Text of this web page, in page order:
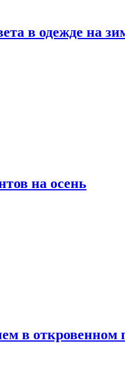
в одежде на
на осень
в откровенном